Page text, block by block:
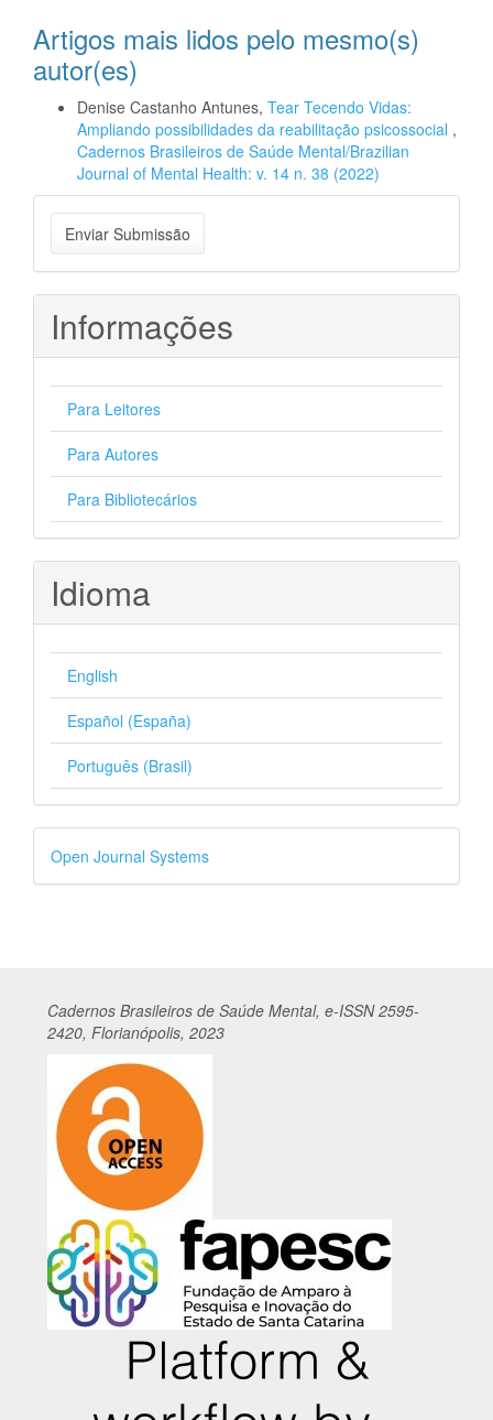
Artigos mais lidos pelo mesmo(s)
autor(es)
Denise Castanho Antunes, Tear Tecendo Vidas:
Ampliando possibilidades da reabilitação psicossocial ,
Cadernos Brasileiros de Saúde Mental/Brazilian
Journal of Mental Health: v. 14 n. 38 (2022)
Enviar
Submissão
Enviar Submissão
Informações
Para Leitores
Para Autores
Para Bibliotecários
Idioma
English
Español (España)
Português (Brasil)
Desenvolvido
por
Open Journal Systems
Cadernos Brasileiros de Saúde Mental, e-ISSN 2595-
2420, Florianópolis, 2023